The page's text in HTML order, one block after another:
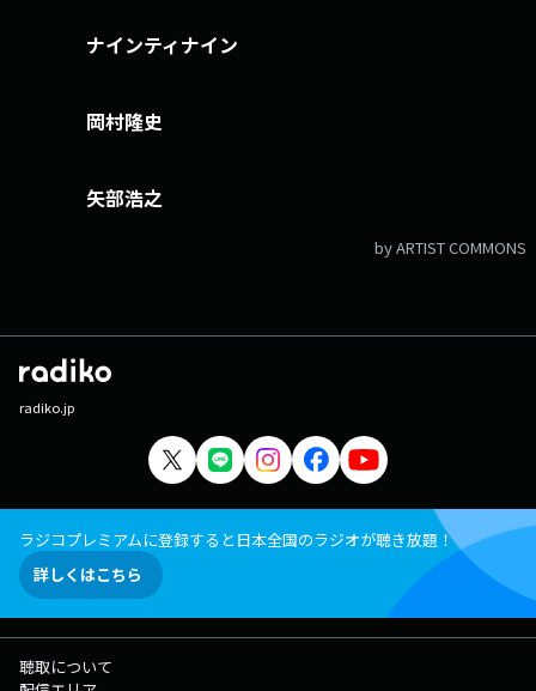
タグ #ナインティナインANN ★☆★☆★ ナインティナインのオール
ナイトニッポン 毎週木曜深夜1時から生放送！メールアドレス：
「@NinetyNineANN」
ナインティナイン
岡村隆史
矢部浩之
by ARTIST COMMONS
radiko.jp
ラジコプレミアムに登録すると日本全国のラジオが聴き放題！
詳しくはこちら
聴取について